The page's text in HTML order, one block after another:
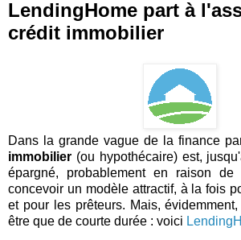
LendingHome part à
crédit immobilier
Dans la grande vague de la finance
immobilier (ou hypothécaire) est,
épargné, probablement en raison
concevoir un modèle attractif, à la fois
et pour les prêteurs. Mais,
être que de courte durée : voici